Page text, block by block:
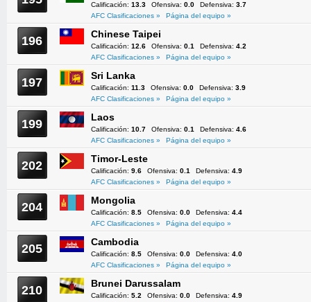
Calificación: 13.3 Ofensiva: 0.0 Defensiva: 3.7
AFC Clasificaciones »
Página del equipo »
196 Chinese Taipei
Calificación: 12.6 Ofensiva: 0.1 Defensiva: 4.2
AFC Clasificaciones »
Página del equipo »
197 Sri Lanka
Calificación: 11.3 Ofensiva: 0.0 Defensiva: 3.9
AFC Clasificaciones »
Página del equipo »
199 Laos
Calificación: 10.7 Ofensiva: 0.1 Defensiva: 4.6
AFC Clasificaciones »
Página del equipo »
202 Timor-Leste
Calificación: 9.6 Ofensiva: 0.1 Defensiva: 4.9
AFC Clasificaciones »
Página del equipo »
204 Mongolia
Calificación: 8.5 Ofensiva: 0.0 Defensiva: 4.4
AFC Clasificaciones »
Página del equipo »
205 Cambodia
Calificación: 8.5 Ofensiva: 0.0 Defensiva: 4.0
AFC Clasificaciones »
Página del equipo »
210 Brunei Darussalam
Calificación: 5.2 Ofensiva: 0.0 Defensiva: 4.9